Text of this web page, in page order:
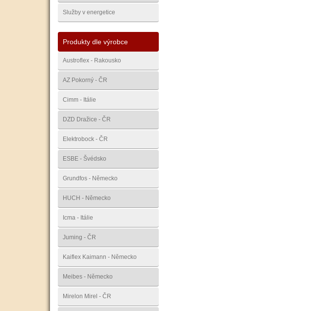
Služby v energetice
Produkty dle výrobce
Austroflex - Rakousko
AZ Pokorný - ČR
Cimm - Itálie
DZD Dražice - ČR
Elektrobock - ČR
ESBE - Švédsko
Grundfos - Německo
HUCH - Německo
Icma - Itálie
Juming - ČR
Kaiflex Kaimann - Německo
Meibes - Německo
Mirelon Mirel - ČR